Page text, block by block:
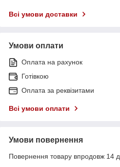
Всі умови доставки
Умови оплати
Оплата на рахунок
Готівкою
Оплата за реквізитами
Всі умови оплати
Умови повернення
Повернення товару впродовж 14